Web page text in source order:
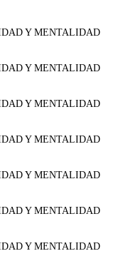
Y MENTALIDAD
Y MENTALIDAD
Y MENTALIDAD
Y MENTALIDAD
Y MENTALIDAD
Y MENTALIDAD
Y MENTALIDAD